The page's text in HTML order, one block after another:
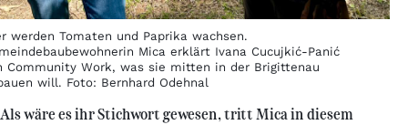
werden Tomaten und Paprika wachsen.
Mica erklärt Ivana Cucujkić-Panić
Community Work, was sie mitten in der Brigittenau
will. Foto: Bernhard Odehnal
Als wäre es ihr Stichwort gewesen, tritt Mica in diesem